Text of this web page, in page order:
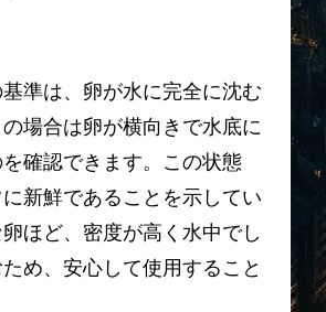
準は、卵が水に完全に沈む
場合は卵が横向きで水底に
確認できます。この状態
新鮮であることを示してい
ほど、密度が高く水中でし
め、安心して使用すること